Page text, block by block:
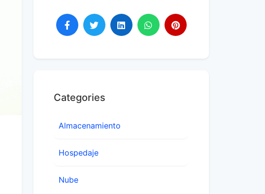
Categories
Almacenamiento
Hospedaje
Nube